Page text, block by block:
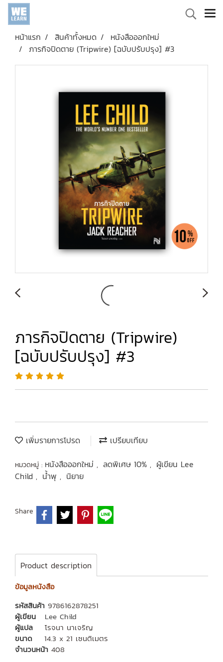
หน้าแรก สินค้าทั้งหมด
หนังสือออกใหม่
ภารกิจปิดตาย (Tripwire) [ฉบับปรับปรุง] #3
ภารกิจปิดตาย (Tripwire)
[ฉบับปรับปรุง] #3
เพิ่มรายการโปรด เปรียบเทียบ
หมวดหมู่ : หนังสือออกใหม่ , ลดพิเศษ 10% , ผู้เขียน Lee
Child , น้ำพุ , นิยาย
Share
Product description
ข้อมูลหนังสือ
รหัสสินค้า 9786162878251
ผู้เขียน
Lee Child
ผู้แปล โรจนา นาเจริญ
ขนาด 14.3 x 21 เซนติเมตร
จำนวนหน้า 408